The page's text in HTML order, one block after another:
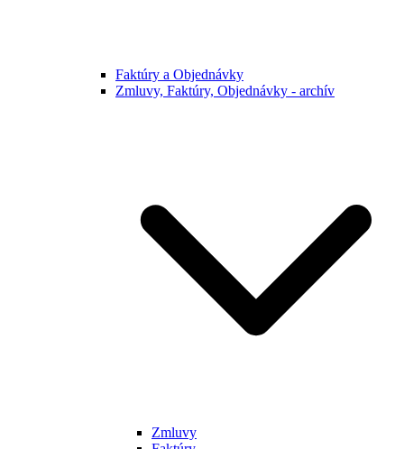
Faktúry a Objednávky
Zmluvy, Faktúry, Objednávky - archív
Zmluvy